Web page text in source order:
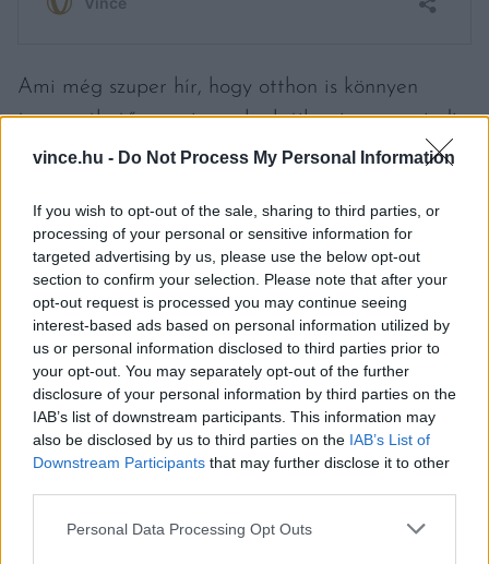
vince.hu - Do Not Process My Personal Information
If you wish to opt-out of the sale, sharing to third parties, or
processing of your personal or sensitive information for
targeted advertising by us, please use the below opt-out
section to confirm your selection. Please note that after your
opt-out request is processed you may continue seeing
interest-based ads based on personal information utilized by
us or personal information disclosed to third parties prior to
your opt-out. You may separately opt-out of the further
disclosure of your personal information by third parties on the
IAB’s list of downstream participants. This information may
also be disclosed by us to third parties on the IAB’s List of
Downstream Participants that may further disclose it to other
Please note that this website/app uses one or more Google
Personal Data Processing Opt Outs
Ami még szuper hír, hogy otthon is könnyen
termeszthető, vagyis gyakorlatilag ingyen mindig
rendelkezésre áll. Szárazságtűrő növény, öntözést
érzékeny lehet, ezért érdemes télire betakarni
mulccsal. Magról is sikeresen vethető,
palántázható, de tőosztással és dugványozással is
szaporítható.
Címlapfotó: stefzn / Unsplash